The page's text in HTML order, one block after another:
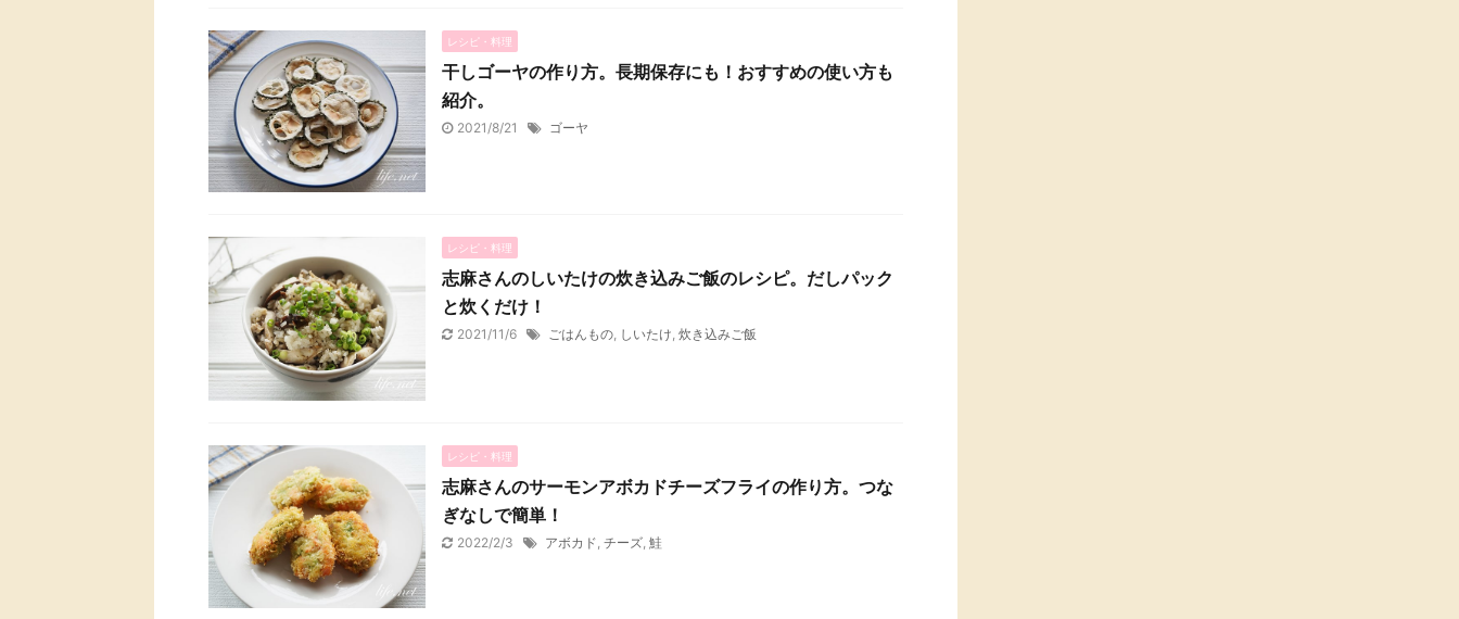
レシピ・料理
干しゴーヤの作り方。長期保存にも！おすすめの使い方も
紹介。
2021/8/21 ゴーヤ
レシピ・料理
志麻さんのしいたけの炊き込みご飯のレシピ。だしパック
と炊くだけ！
2021/11/6 ごはんもの, しいたけ, 炊き込みご飯
レシピ・料理
志麻さんのサーモンアボカドチーズフライの作り方。つな
ぎなしで簡単！
2022/2/3 アボカド チーズ 鮭